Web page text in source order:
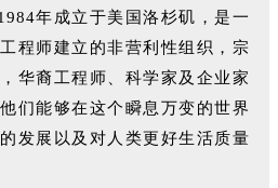
年成立于美国洛杉矶，是一
程师建立的非营利性组织，宗
华裔工程师、科学家及企业家
们能够在这个瞬息万变的世界
发展以及对人类更好生活质量